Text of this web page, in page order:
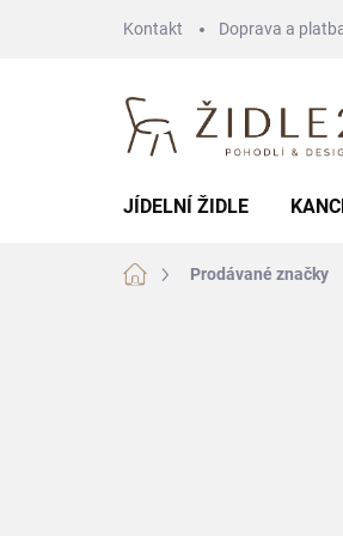
Kontakt Doprava a
JÍDELNÍ ŽIDLE
Domů Prodávané značky